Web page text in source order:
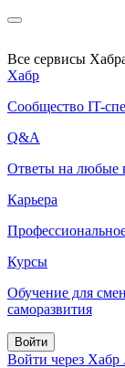
Все сервисы
Хабр
Сообщество IT-
Q&A
Ответы на любые
Карьера
Курсы
Обучение для
саморазвития
Войти
Войти через Хабр